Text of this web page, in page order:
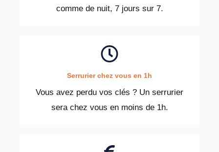
comme de nuit, 7 jours sur 7.
Serrurier chez vous en 1h
Vous avez perdu vos clés ? Un serrurier
sera chez vous en moins de 1h.